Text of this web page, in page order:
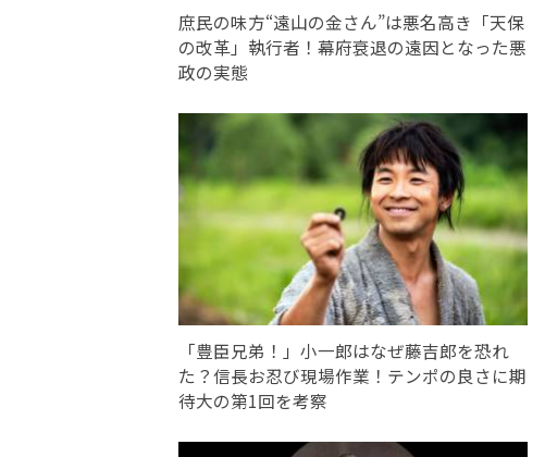
庶民の味方“遠山の金さん”は悪名高き「天保
の改革」執行者！幕府衰退の遠因となった悪
政の実態
「豊臣兄弟！」小一郎はなぜ藤吉郎を恐れ
た？信長お忍び現場作業！テンポの良さに期
待大の第1回を考察